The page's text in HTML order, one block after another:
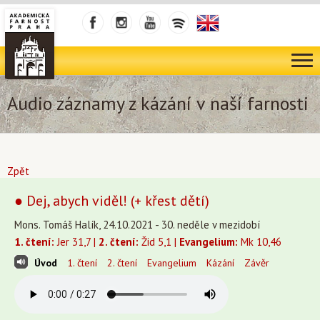
Audio záznamy z kázání v naší farnosti
Zpět
● Dej, abych viděl! (+ křest dětí)
Mons. Tomáš Halík, 24.10.2021 - 30. neděle v mezidobí
1. čtení: Jer 31,7 | 2. čtení: Žid 5,1 | Evangelium: Mk 10,46
Úvod 1. čtení 2. čtení Evangelium Kázání Závěr